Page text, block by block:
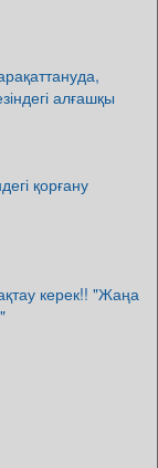
алғашқы
қорғану
керек!! "Жаңа